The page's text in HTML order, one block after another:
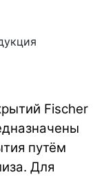
Fischer
путём
Для